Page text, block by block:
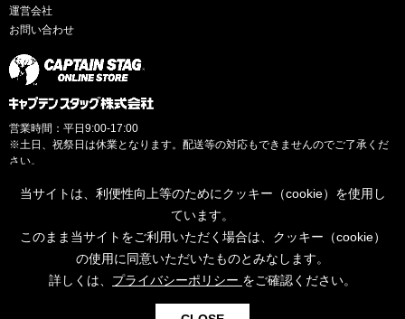
運営会社
お問い合わせ
営業時間：平日9:00-17:00
※土日、祝祭日は休業となります。配送等の対応もできませんのでご了承くだ
さい。
当サイトは、利便性向上等のためにクッキー（cookie）を使用し
ています。
このまま当サイトをご利用いただく場合は、クッキー（cookie）
の使用に同意いただいたものとみなします。
詳しくは、 プライバシーポリシー をご確認ください。